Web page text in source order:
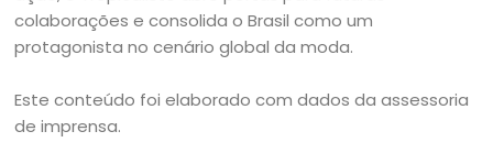
colaborações e consolida o Brasil como um
protagonista no cenário global da moda.
Este conteúdo foi elaborado com dados da assessoria
de imprensa.